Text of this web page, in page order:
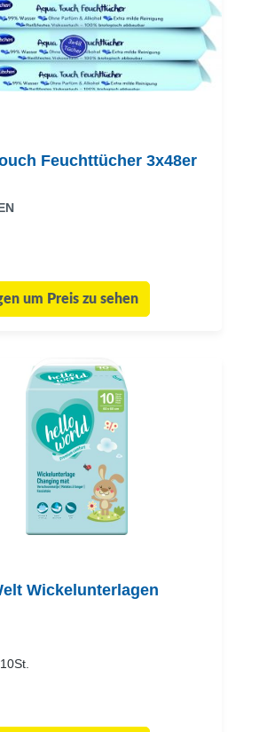
Feuchttücher 3x48er
um Preis zu sehen
Wickelunterlagen